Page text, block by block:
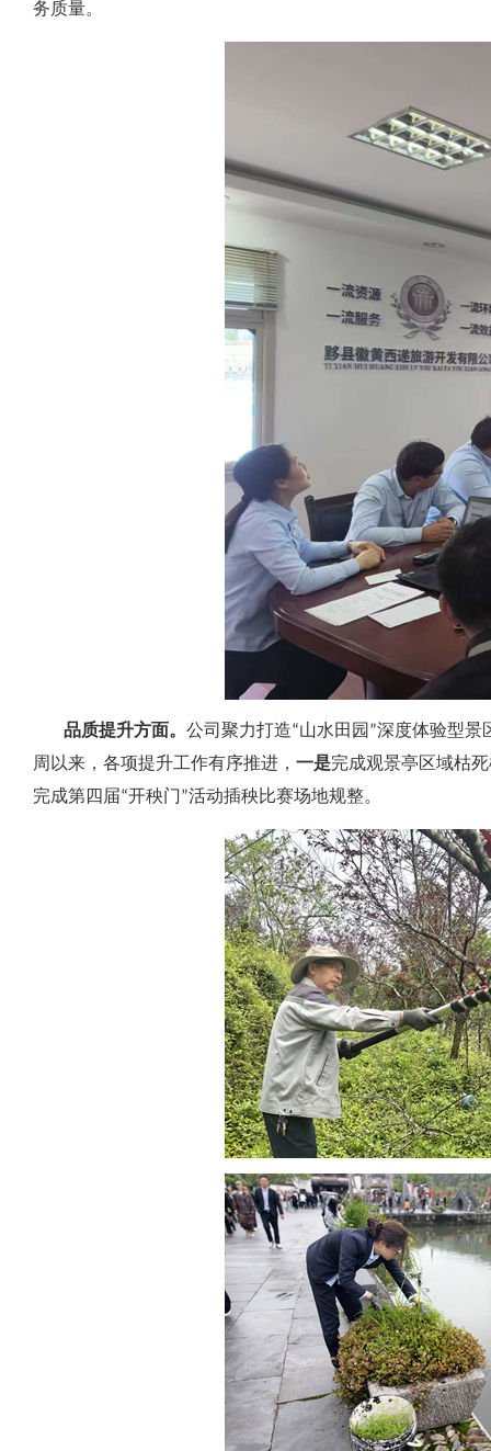
务质量。
品质提升方面。 公司聚力打造“山水田园”深度体验型
周以来，各项提升工作有序推进， 一是完成观景亭区域枯
完成第四届“开秧门”活动插秧比赛场地规整。